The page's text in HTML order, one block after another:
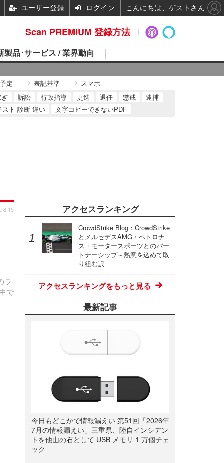
製品･サービス / 業界動向
定 表記基準 スマホ
訴訟 行政指導 更迭 退任 懲戒
逮捕
スト 診断 違い 文字コピーできないPDF
ラ
で
8:15 アクセスランキング
CrowdStrike Blog：CrowdStrike
とメルセデスAMG・ペトロナ
ス・モータースポーツとのパー
トナーシップ～熱意を込めて取
り組む訳
アクセスランキングをもっと見る
最新記事
今日もどこかで情報漏えい 第51回「2026年
7月の情報漏えい」三重県、陸自インシデン
トを他山の石として USB メモリ 1 万個チェ
ック
Scan PREMIUM 登録方法
ユーザー登録 ログイン こんにちは、ゲストさん